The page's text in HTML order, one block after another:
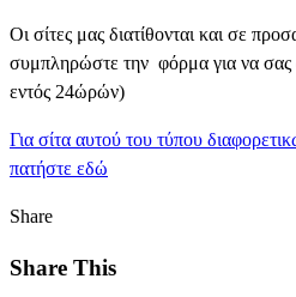
Οι σίτες μας διατίθονται και σε
συμπληρώστε την φόρμα για να
εντός 24ώρών)
Για σίτα αυτού του τύπου
πατήστε εδώ
Share
Share This